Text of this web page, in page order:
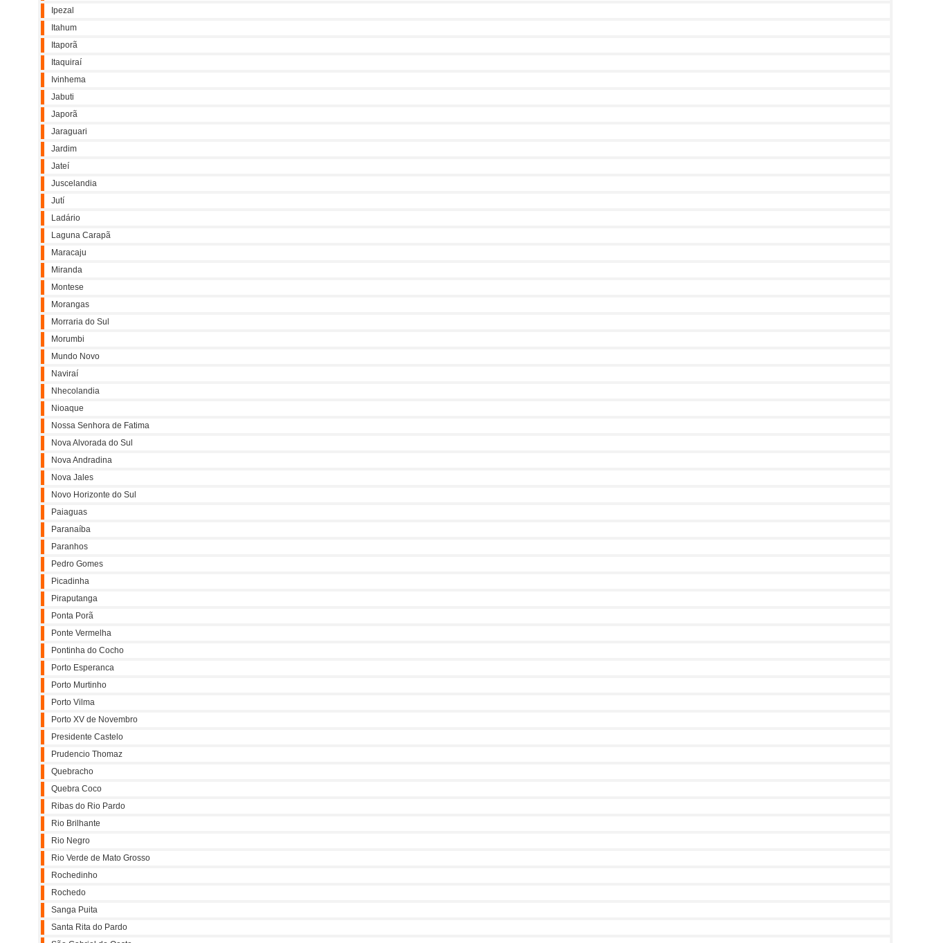
Ipezal
Itahum
Itaporã
Itaquiraí
Ivinhema
Jabuti
Japorã
Jaraguari
Jardim
Jateí
Juscelandia
Jutí
Ladário
Laguna Carapã
Maracaju
Miranda
Montese
Morangas
Morraria do Sul
Morumbi
Mundo Novo
Naviraí
Nhecolandia
Nioaque
Nossa Senhora de Fatima
Nova Alvorada do Sul
Nova Andradina
Nova Jales
Novo Horizonte do Sul
Paiaguas
Paranaíba
Paranhos
Pedro Gomes
Picadinha
Piraputanga
Ponta Porã
Ponte Vermelha
Pontinha do Cocho
Porto Esperanca
Porto Murtinho
Porto Vilma
Porto XV de Novembro
Presidente Castelo
Prudencio Thomaz
Quebracho
Quebra Coco
Ribas do Rio Pardo
Rio Brilhante
Rio Negro
Rio Verde de Mato Grosso
Rochedinho
Rochedo
Sanga Puita
Santa Rita do Pardo